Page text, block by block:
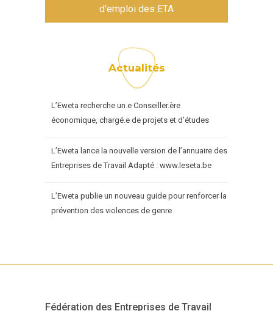
d'emploi des ETA
Actualités
L’Eweta recherche un.e Conseiller.ère
économique, chargé.e de projets et d’études
L’Eweta lance la nouvelle version de l’annuaire des
Entreprises de Travail Adapté : www.leseta.be
L’Eweta publie un nouveau guide pour renforcer la
prévention des violences de genre
Fédération des Entreprises de Travail